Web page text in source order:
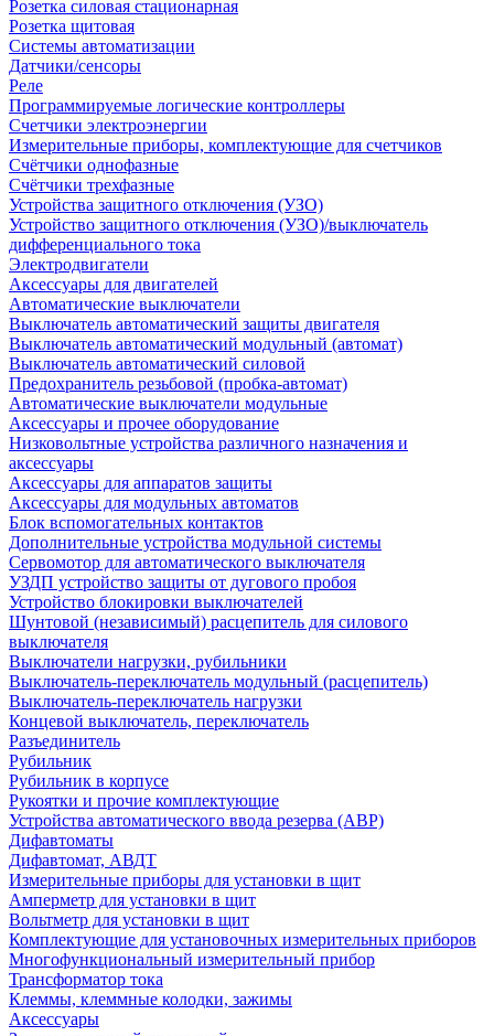
Розетка силовая стационарная
Розетка щитовая
Системы автоматизации
Датчики/сенсоры
Реле
Программируемые логические контроллеры
Счетчики электроэнергии
Измерительные приборы, комплектующие для счетчиков
Счётчики однофазные
Счётчики трехфазные
Устройства защитного отключения (УЗО)
Устройство защитного отключения (УЗО)/выключатель
дифференциального тока
Электродвигатели
Аксессуары для двигателей
Автоматические выключатели
Выключатель автоматический защиты двигателя
Выключатель автоматический модульный (автомат)
Выключатель автоматический силовой
Предохранитель резьбовой (пробка-автомат)
Автоматические выключатели модульные
Аксессуары и прочее оборудование
Низковольтные устройства различного назначения и
аксессуары
Аксессуары для аппаратов защиты
Аксессуары для модульных автоматов
Блок вспомогательных контактов
Дополнительные устройства модульной системы
Сервомотор для автоматического выключателя
УЗДП устройство защиты от дугового пробоя
Устройство блокировки выключателей
Шунтовой (независимый) расцепитель для силового
выключателя
Выключатели нагрузки, рубильники
Выключатель-переключатель модульный (расцепитель)
Выключатель-переключатель нагрузки
Концевой выключатель, переключатель
Разъединитель
Рубильник
Рубильник в корпусе
Рукоятки и прочие комплектующие
Устройства автоматического ввода резерва (АВР)
Дифавтоматы
Дифавтомат, АВДТ
Измерительные приборы для установки в щит
Амперметр для установки в щит
Вольтметр для установки в щит
Комплектующие для установочных измерительных приборов
Многофункциональный измерительный прибор
Трансформатор тока
Клеммы, клеммные колодки, зажимы
Аксессуары